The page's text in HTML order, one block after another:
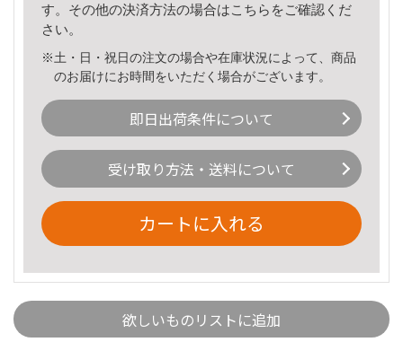
す。その他の決済方法の場合はこちら をご確認くだ
さい。
※土・日・祝日の注文の場合や在庫状況によって、商品
のお届けにお時間をいただく場合がございます。
即日出荷条件について
受け取り方法・送料について
カートに入れる
欲しいものリストに追加